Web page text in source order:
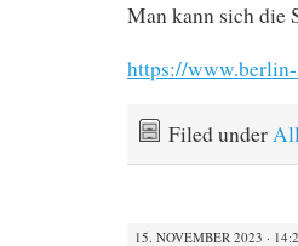
Man kann sich die
https://
Filed under
15. NOVEMBER 2023 ·